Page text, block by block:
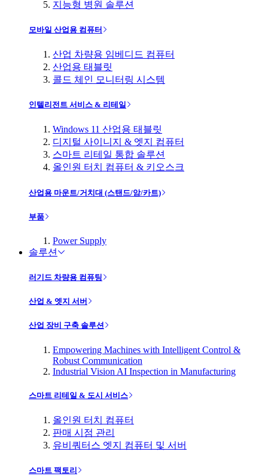
지능형 병원 솔루션
모바일 산업용 컴퓨터
산업 차량용 임베디드 컴퓨터
산업용 태블릿
콜드 체인 모니터링 시스템
인텔리전트 서비스 & 리테일
Windows 11 산업용 태블릿
디지털 사이니지 & 엣지 컴퓨터
스마트 리테일 통합 솔루션
올인원 터치 컴퓨터 & 키오스크
산업용 마운트/거치대 (스탠드/암/카트)
부품
Power Supply
솔루션
러기드 차량용 컴퓨팅
산업 & 엣지 서버
산업 장비 구축 솔루션
Empowering Machines with Intelligent Control &
Robust Communication
Industrial Vision AI Inspection in Manufacturing
스마트 리테일 & 도시 서비스
올인원 터치 컴퓨터
판매 시점 관리
유비쿼터스 엣지 컴퓨터 및 서버
스마트 팩토리